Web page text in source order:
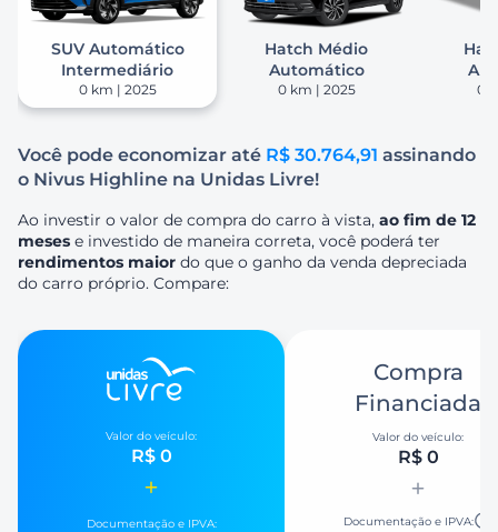
SUV Automático
Intermediário
0 km | 2025
Hatch Médio
Automático
0 km | 2025 0
Você pode economizar até R$ 30.764,91 assinando
o Nivus Highline na Unidas Livre!
Ao investir o valor de compra do carro à vista, ao fim de 12
meses e investido de maneira correta, você poderá ter
rendimentos maior do que o ganho da venda depreciada
do carro próprio. Compare:
Valor do veículo:
R$ 0
Documentação e IPVA:
Compra
Financiada
Valor do veículo:
R$ 0
Documentação e IPVA: